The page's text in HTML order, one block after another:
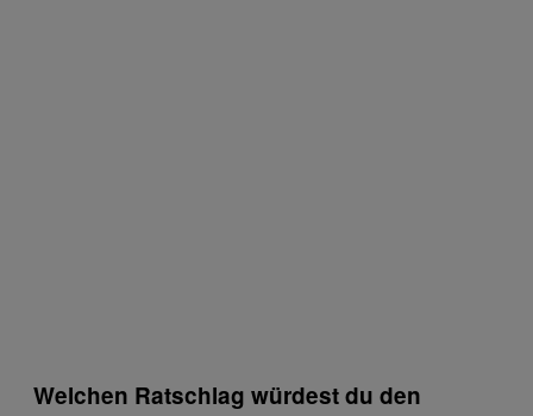
Welchen Ratschlag würdest du den